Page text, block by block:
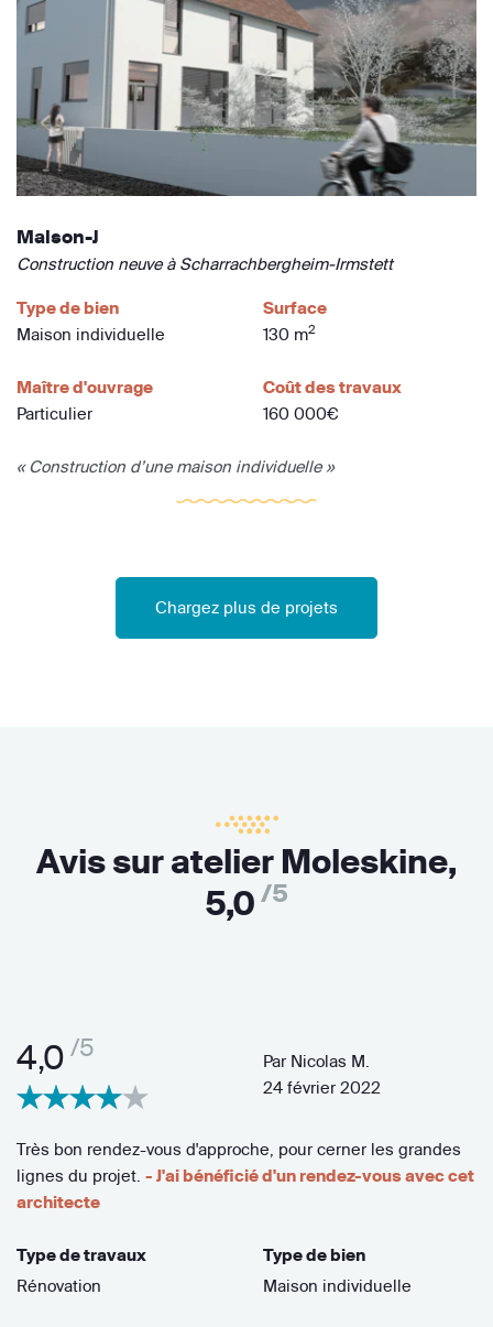
Maison-J
Construction neuve à Scharrachbergheim-Irmstett
Type de bien
Maison individuelle
Surface
130 m2
Maître d'ouvrage
Particulier
Coût des travaux
160 000€
« Construction d’une maison individuelle »
Chargez plus de projets
Avis sur atelier Moleskine,
5,0 /5
4,0 /5 Par Nicolas M.
24 février 2022
Très bon rendez-vous d'approche, pour cerner les grandes
lignes du projet. - J'ai bénéficié d'un rendez-vous avec cet
architecte
Type de travaux
Rénovation
Type de bien
Maison individuelle